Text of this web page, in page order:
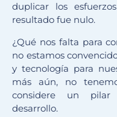
duplicar los
resultado fue nulo.
¿Qué nos falta para
no estamos
y tecnología para
más aún, no
considere un pilar
desarrollo.